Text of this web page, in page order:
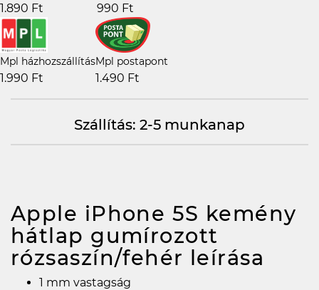
1.890 Ft 990 Ft
Mpl házhozszállítás
1.990 Ft
Mpl postapont
1.490 Ft
Szállítás: 2-5 munkanap
Apple iPhone 5S kemény
hátlap gumírozott
rózsaszín/fehér leírása
1 mm vastagság